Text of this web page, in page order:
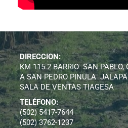
DIRECCION:
KM 115.2 BARRIO SAN PABLO,
A SAN PEDRO PINULA JALAPA
SALA DE VENTAS TIAGESA
TELÉFONO:
(502) 5417-7644
(502) 3762-1237